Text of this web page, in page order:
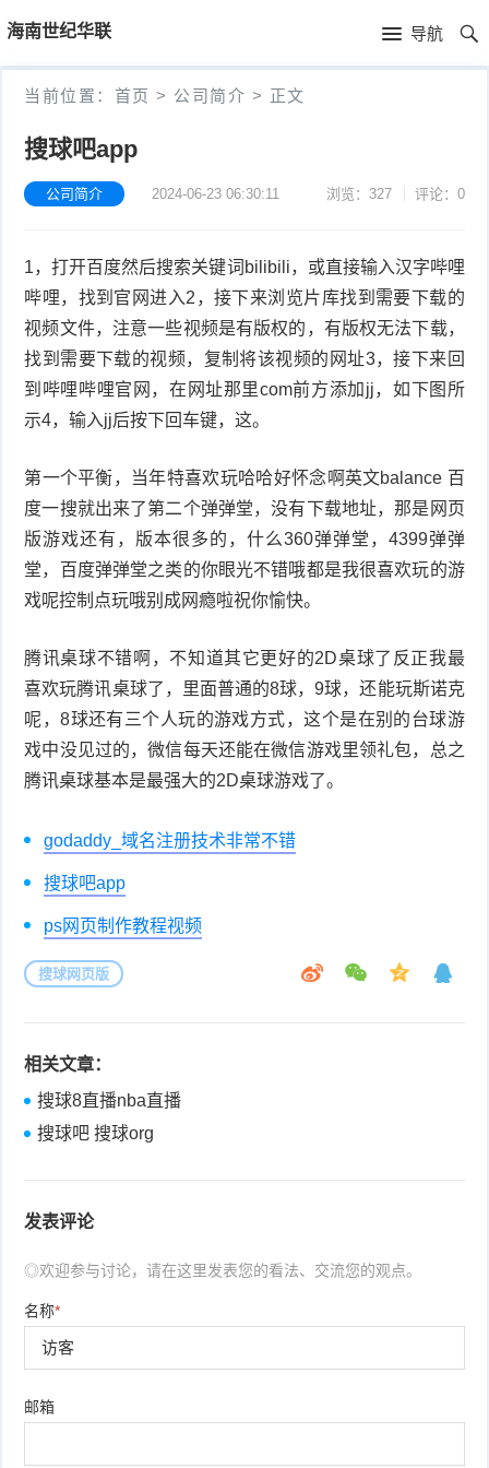
海南世纪华联 导航
首
页
首
当前位置： 首页 > 公司简介 > 正文
搜球吧app
公司简介 2024-06-23 06:30:11 浏览：327 评论：0
1，打开百度然后搜索关键词bilibili，或直接输入汉字哔哩
哔哩，找到官网进入2，接下来浏览片库找到需要下载的
视频文件，注意一些视频是有版权的，有版权无法下载，
找到需要下载的视频，复制将该视频的网址3，接下来回
到哔哩哔哩官网，在网址那里com前方添加jj，如下图所
示4，输入jj后按下回车键，这。
第一个平衡，当年特喜欢玩哈哈好怀念啊英文balance 百
度一搜就出来了第二个弹弹堂，没有下载地址，那是网页
版游戏还有，版本很多的，什么360弹弹堂，4399弹弹
堂，百度弹弹堂之类的你眼光不错哦都是我很喜欢玩的游
戏呢控制点玩哦别成网瘾啦祝你愉快。
腾讯桌球不错啊，不知道其它更好的2D桌球了反正我最
喜欢玩腾讯桌球了，里面普通的8球，9球，还能玩斯诺克
呢，8球还有三个人玩的游戏方式，这个是在别的台球游
戏中没见过的，微信每天还能在微信游戏里领礼包，总之
腾讯桌球基本是最强大的2D桌球游戏了。
godaddy_域名注册技术非常不错
搜球吧app
ps网页制作教程视频
搜球网页版
相关文章：
搜球8直播nba直播
搜球吧 搜球org
发表评论
◎欢迎参与讨论，请在这里发表您的看法、交流您的观点。
名称*
邮箱